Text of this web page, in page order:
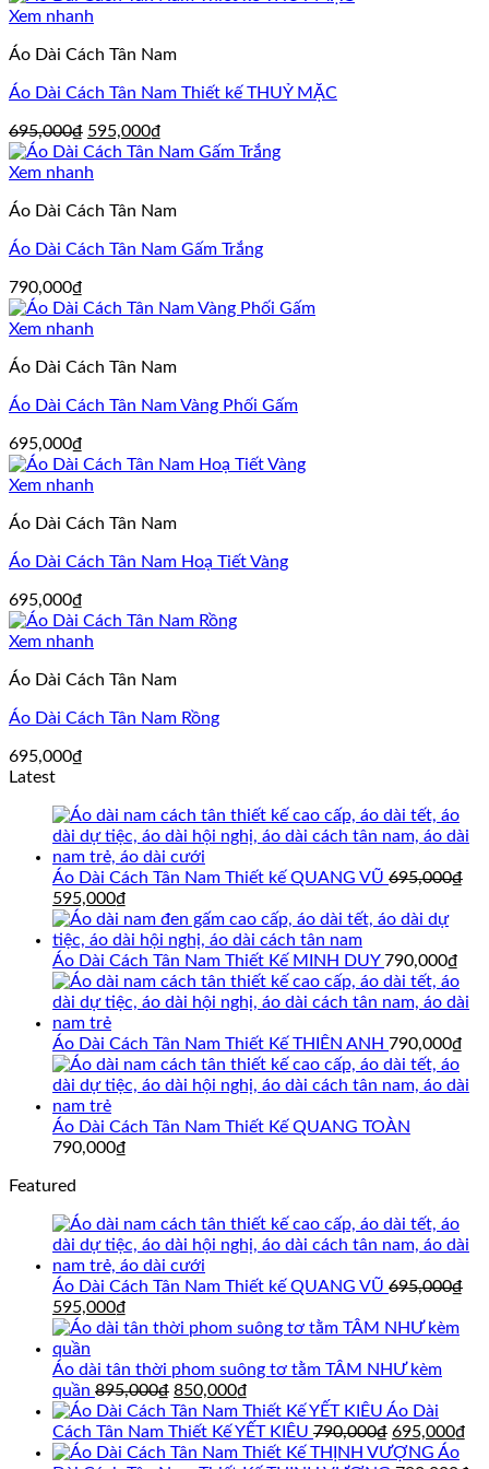
Xem nhanh
Áo Dài Cách Tân Nam
Áo Dài Cách Tân Nam Thiết kế THUỶ MẶC
695,000₫ Giá
gốc
là:
595,000₫
hiện
595,000₫.
Xem nhanh
Áo Dài Cách Tân Nam
Áo Dài Cách Tân Nam Gấm Trắng
790,000₫
Xem nhanh
Áo Dài Cách Tân Nam
Áo Dài Cách Tân Nam Vàng Phối Gấm
695,000₫
Xem nhanh
Áo Dài Cách Tân Nam
Áo Dài Cách Tân Nam Hoạ Tiết Vàng
695,000₫
Xem nhanh
Áo Dài Cách Tân Nam
Áo Dài Cách Tân Nam Rồng
695,000₫
Latest
Áo Dài Cách Tân Nam Thiết kế QUANG VŨ 695,000₫
Giá
gốc
là:
695,000₫.
595,000₫
hiện
tại
là:
595,000₫.
Áo Dài Cách Tân Nam Thiết Kế MINH DUY 790,000₫
Áo Dài Cách Tân Nam Thiết Kế THIÊN ANH 790,000₫
Áo Dài Cách Tân Nam Thiết Kế QUANG TOÀN
790,000₫
Featured
Áo Dài Cách Tân Nam Thiết kế QUANG VŨ 695,000₫
Giá
gốc
là:
695,000₫.
595,000₫
hiện
là:
595,000₫.
Áo dài tân thời phom suông tơ tằm TÂM NHƯ kèm
quần 895,000₫ Giá
gốc
là:
895,000₫.
850,000₫
hiện
tại
là:
Áo Dài
Cách Tân Nam Thiết Kế YẾT KIÊU 790,000₫ Giá
gốc
695,000₫
Áo